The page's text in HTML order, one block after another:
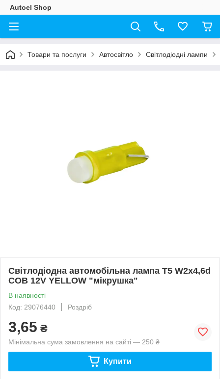
Autoel Shop
Товари та послуги Автосвітло Світлодіодні лампи
Світлодіодна автомобільна лампа T5 W2x4,6d
COB 12V YELLOW "мікрушка"
В наявності
Код: 29076440
Роздріб
3,65 ₴
Мінімальна сума замовлення на сайті — 250 ₴
Купити